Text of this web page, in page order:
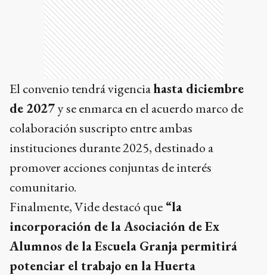
El convenio tendrá vigenciahasta diciembre
de 2027y se enmarca en el acuerdo marco de
colaboración suscripto entre ambas
instituciones durante 2025, destinado a
promover acciones conjuntas de interés
comunitario.
Finalmente, Vide destacó que “la
incorporación de la Asociación de Ex
Alumnos de la Escuela Granja permitirá
potenciar el trabajo en la Huerta